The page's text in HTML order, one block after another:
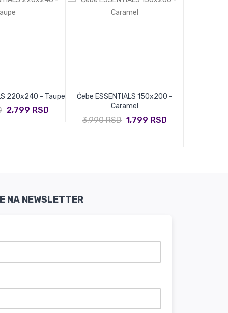
220x240 - Taupe
2,799 RSD
Ćebe ESSENTIALS 150x200 -
Caramel
3,990 RSD 1,799 RSD
NA NEWSLETTER